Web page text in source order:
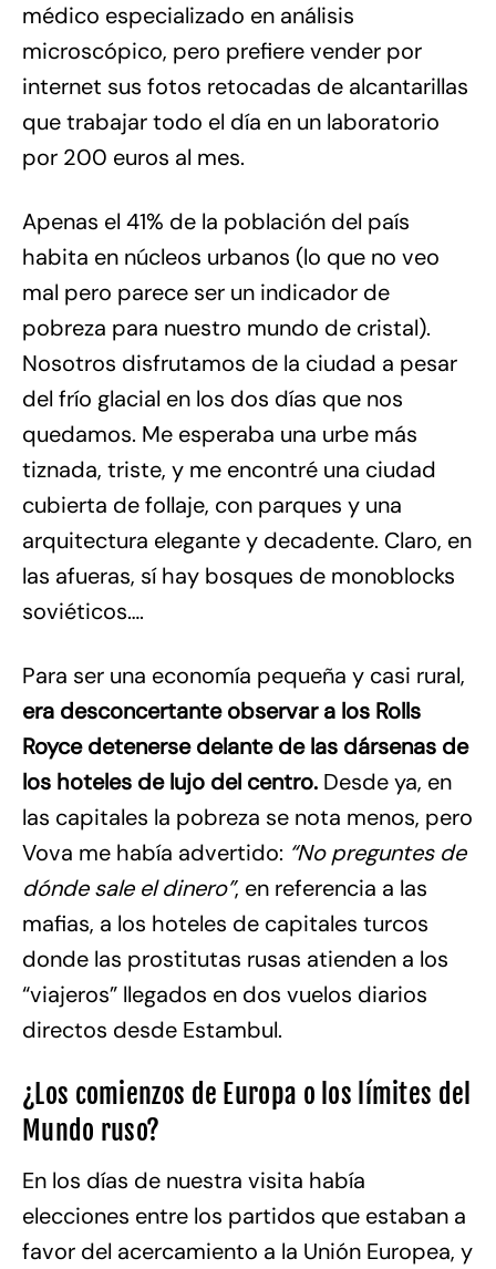
médico especializado en análisis
microscópico, pero prefiere vender por
internet sus fotos retocadas de alcantarillas
que trabajar todo el día en un laboratorio
por 200 euros al mes.
Apenas el 41% de la población del país
habita en núcleos urbanos (lo que no veo
mal pero parece ser un indicador de
pobreza para nuestro mundo de cristal).
Nosotros disfrutamos de la ciudad a pesar
del frío glacial en los dos días que nos
quedamos. Me esperaba una urbe más
tiznada, triste, y me encontré una ciudad
cubierta de follaje, con parques y una
arquitectura elegante y decadente. Claro, en
las afueras, sí hay bosques de monoblocks
soviéticos….
Para ser una economía pequeña y casi rural,
era desconcertante observar a los Rolls
Royce detenerse delante de las dársenas de
los hoteles de lujo del centro. Desde ya, en
las capitales la pobreza se nota menos, pero
Vova me había advertido: “No preguntes de
dónde sale el dinero”, en referencia a las
mafias, a los hoteles de capitales turcos
donde las prostitutas rusas atienden a los
“viajeros” llegados en dos vuelos diarios
directos desde Estambul.
¿Los comienzos de Europa o los límites del
Mundo ruso?
En los días de nuestra visita había
elecciones entre los partidos que estaban a
favor del acercamiento a la Unión Europea, y